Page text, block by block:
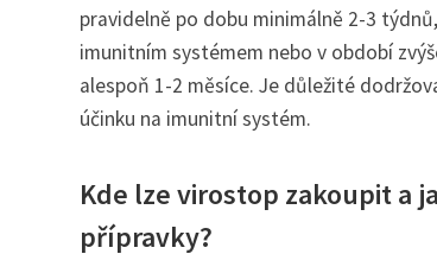
pravidelně po dobu minimálně 2-3
imunitním systémem nebo v období
alespoň 1-2 měsíce. Je důležité
účinku na imunitní systém.
Kde lze virostop zakoupit a
přípravky?